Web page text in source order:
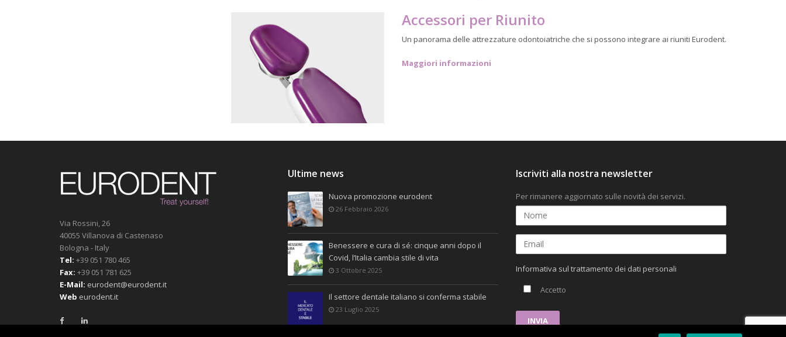
Accessori per Riunito
Un panorama delle attrezzature odontoiatriche che si possono integrare ai riuniti Eurodent.
Maggiori informazioni
Via Rossini, 26
40055 Villanova di Castenaso
Bologna - Italy
Tel: +39 051 780 465
Fax: +39 051 781 625
E-Mail: eurodent@eurodent.it
Web eurodent.it
Ultime news
Nuova promozione eurodent
26 Febbraio 2026
Benessere e cura di sé: cinque anni dopo il
Covid, l’Italia cambia stile di vita
3 Ottobre 2025
Il settore dentale italiano si conferma stabile
23 Luglio 2025
Iscriviti alla nostra newsletter
Per rimanere aggiornato sulle novità dei servizi.
Informativa sul trattamento dei dati personali
Accetto